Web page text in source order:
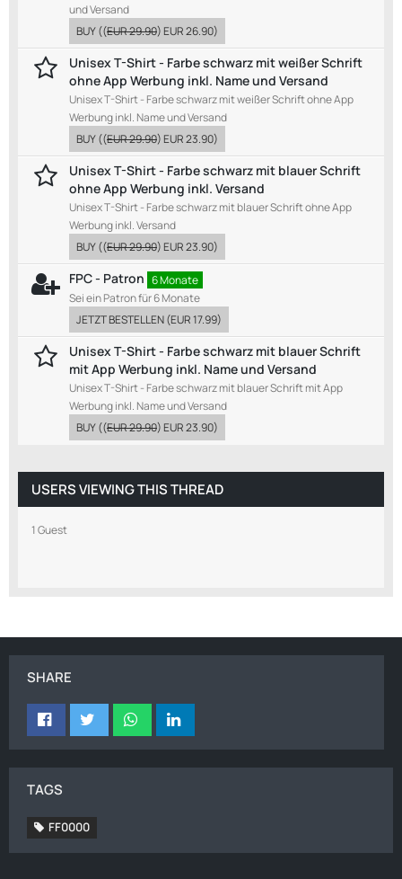
und Versand
BUY((EUR 29.90)EUR 26.90)
Unisex T-Shirt - Farbe schwarz mit weißer Schrift
ohne App Werbung inkl. Name und Versand
Unisex T-Shirt - Farbe schwarz mit weißer Schrift ohne App
Werbung inkl. Name und Versand
BUY((EUR 29.90)EUR 23.90)
Unisex T-Shirt - Farbe schwarz mit blauer Schrift
ohne App Werbung inkl. Versand
Unisex T-Shirt - Farbe schwarz mit blauer Schrift ohne App
Werbung inkl. Versand
BUY((EUR 29.90)EUR 23.90)
FPC - Patron 6 Monate
Sei ein Patron für 6 Monate
JETZT BESTELLEN(EUR 17.99)
Unisex T-Shirt - Farbe schwarz mit blauer Schrift
mit App Werbung inkl. Name und Versand
Unisex T-Shirt - Farbe schwarz mit blauer Schrift mit App
Werbung inkl. Name und Versand
BUY((EUR 29.90)EUR 23.90)
USERS VIEWING THIS THREAD
1 Guest
SHARE
TAGS
FF0000